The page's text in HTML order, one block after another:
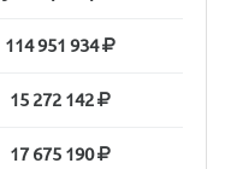
114 951 934
15 272 142
17 675 190